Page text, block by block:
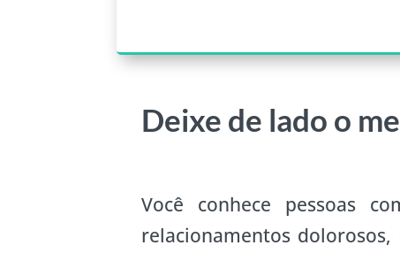
Deixe de lado o
Você conhece pessoas
relacionamentos